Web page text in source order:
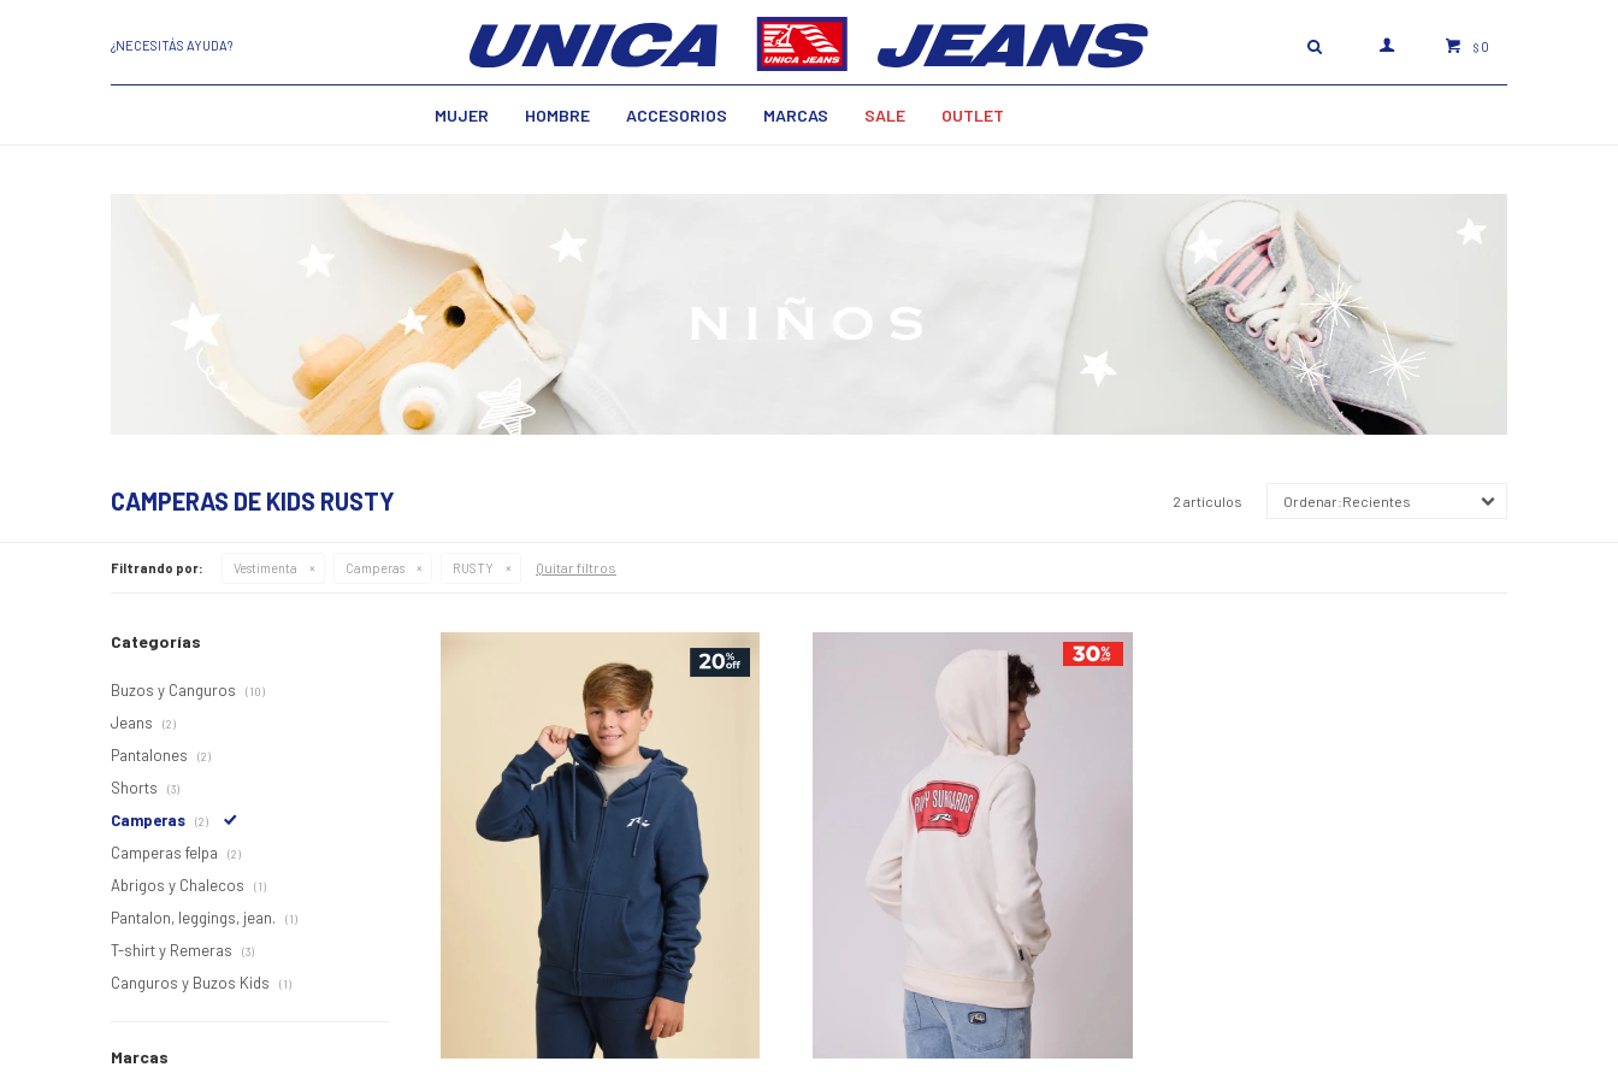
MUJER HOMBRE ACCESORIOS MARCAS SALE OUTLET
$ 0
¿NECESITÁS AYUDA?
CAMPERAS DE KIDS RUSTY 2 artículos Recientes
Filtrando por: Vestimenta Camperas RUSTY Quitar filtros
Categorías
Buzos y Canguros (10)
Jeans (2)
Pantalones (2)
Shorts (3)
Camperas (2)
Camperas felpa (2)
Abrigos y Chalecos (1)
Pantalon, leggings, jean. (1)
T-shirt y Remeras (3)
Canguros y Buzos Kids (1)
Marcas